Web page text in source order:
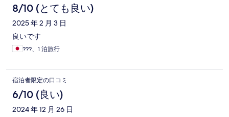
8/10 (とても良い)
2025 年 2 月 3 日
良いです
???、1 泊旅行
宿泊者限定の口コミ
6/10 (良い)
2024 年 12 月 26 日